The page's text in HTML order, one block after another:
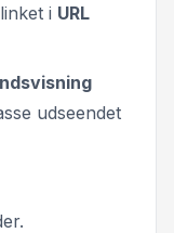
i URL
udseendet